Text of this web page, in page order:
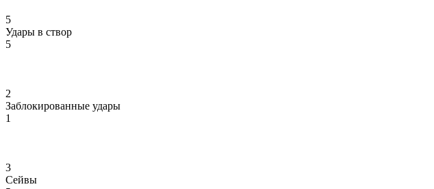
5
Удары в створ
5
2
Заблокированные удары
1
3
Сейвы